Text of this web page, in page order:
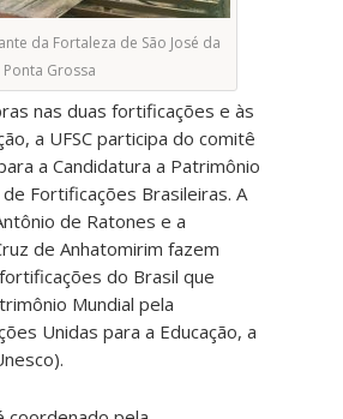
da Fortaleza de São José da
Ponta Grossa
nas duas fortificações e às
a UFSC participa do comitê
a Candidatura a Patrimônio
Fortificações Brasileiras. A
de Ratones e a
de Anhatomirim fazem
do Brasil que
Mundial pela
Unidas para a Educação, a